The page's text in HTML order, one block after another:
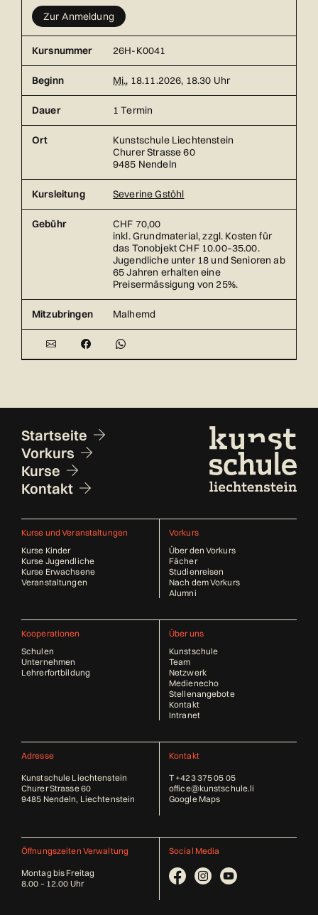
Zur Anmeldung
Kursnummer 26H-K0041
Beginn Mi., 18.11.2026, 18.30 Uhr
Dauer 1 Termin
Ort
Kunstschule Liechtenstein
Churer Strasse 60
9485 Nendeln
Kursleitung Severine Gstöhl
Gebühr
CHF 70,00
inkl. Grundmaterial, zzgl. Kosten für
das Tonobjekt CHF 10.00–35.00.
Jugendliche unter 18 und Senioren ab
65 Jahren erhalten eine
Preisermässigung von 25%.
Mitzubringen Malhemd
Fusszeile
Startseite
Vorkurs
Kurse
Kontakt
Kurse und Veranstaltungen
Kurse Kinder
Kurse Jugendliche
Kurse Erwachsene
Veranstaltungen
Vorkurs
Über den Vorkurs
Fächer
Studienreisen
Nach dem Vorkurs
Alumni
Kooperationen
Schulen
Unternehmen
Lehrerfortbildung
Über uns
Kunstschule
Team
Netzwerk
Medienecho
Stellenangebote
Kontakt
Intranet
Adresse
Kunstschule Liechtenstein
Churer Strasse 60
9485 Nendeln, Liechtenstein
Kontakt
T +423 375 05 05
office@kunstschule.li
Google Maps
Öffnungszeiten Verwaltung
Montag bis Freitag
8.00 – 12.00 Uhr
Social Media